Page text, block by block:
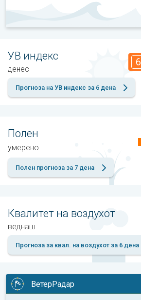
УВ индекс
денес
6
Прогноза на УВ индекс за 6 дена
Полен
умерено
Полен прогноза за 7 дена
Квалитет на воздухот
веднаш
Прогноза за квал. на воздухот за 6 дена
ВетерРадар